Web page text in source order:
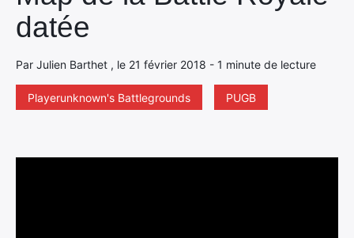
datée
Par Julien Barthet , le 21 février 2018 - 1 minute de lecture
Playerunknown's Battlegrounds PUGB